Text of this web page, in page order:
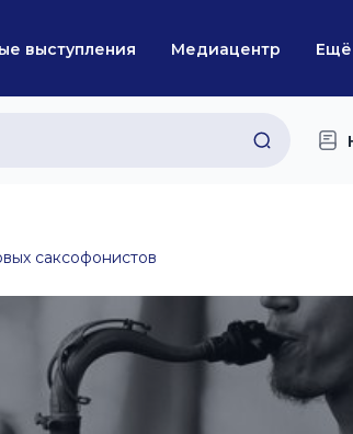
выступления Медиацентр Ещё
саксофонистов